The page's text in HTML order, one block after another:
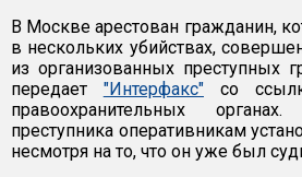
В Москве арестован гражданин,
в нескольких убийствах,
из организованных преступных
передает "Интерфакс"со
правоохранительных
преступника оперативникам
несмотря на то, что он уже был